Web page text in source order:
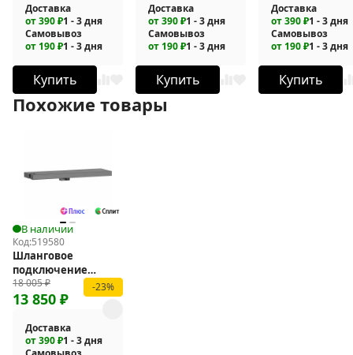
Доставка
от 390 ₽1 - 3 дня
Самовывоз
от 190 ₽1 - 3 дня
Купить
Доставка
от 390 ₽1 - 3 дня
Самовывоз
от 190 ₽1 - 3 дня
Купить
Доставка
от 390 ₽1 - 3 дня
Самовывоз
от 190 ₽1 - 3 дня
Купить
Похожие товары
В наличии
Код:519580
Шланговое
подключение
Vincea VSRC-41GM
18 005₽
13 850 ₽
-23%
Доставка
от 390 ₽1 - 3 дня